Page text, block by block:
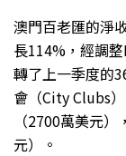
澳門百老匯的淨
長114%，經調
轉了上一季度的
會（City Clubs
（2700萬美元
元）。